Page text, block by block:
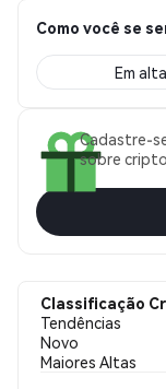
Como você se
Em alta
Cadastre-
sobre
Classificação
Tendências
Novo
Maiores Altas